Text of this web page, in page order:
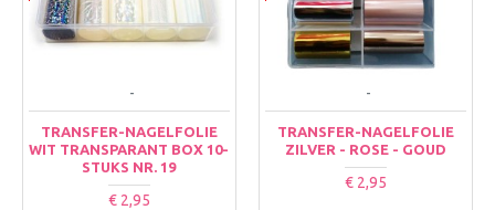
-
TRANSFER-NAGELFOLIE
WIT TRANSPARANT BOX 10-
STUKS NR. 19
€ 2,95
-
TRANSFER-NAGELFOLIE
ZILVER - ROSE - GOUD
€ 2,95